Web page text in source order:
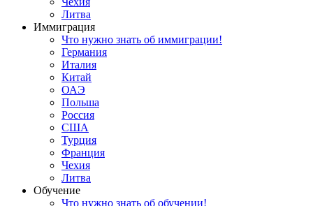
Литва
Иммиграция
Что нужно знать об иммиграции!
Германия
Италия
Китай
ОАЭ
Польша
Россия
США
Турция
Франция
Чехия
Литва
Обучение
Что нужно знать об обучении!